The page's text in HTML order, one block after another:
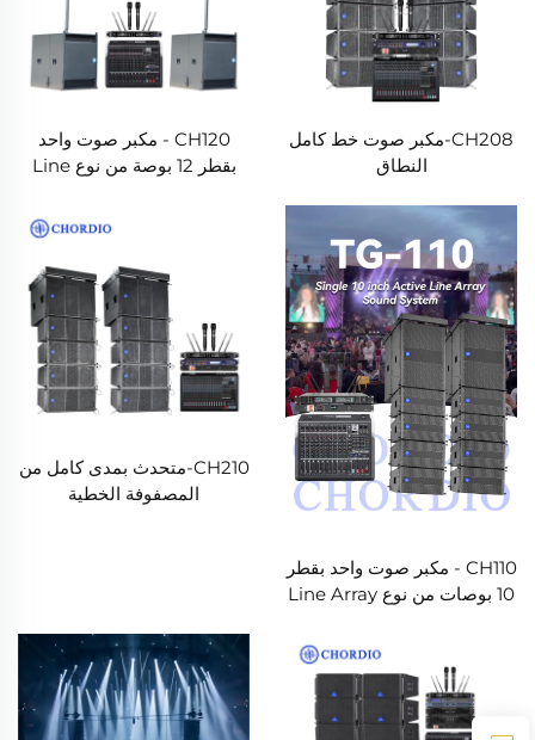
CH208-مكبر صوت خط كامل
النطاق
CH120 - مكبر صوت واحد
بقطر 12 بوصة من نوع Line
CH110 - مكبر صوت واحد بقطر
10 بوصات من نوع Line Array
CH210-متحدث بمدى كامل من
المصفوفة الخطية